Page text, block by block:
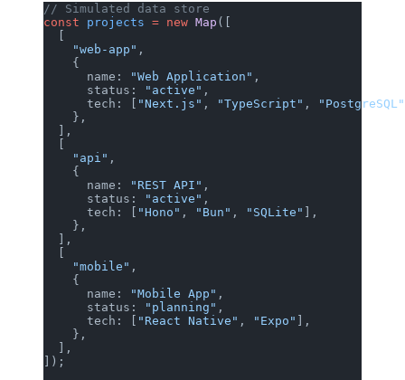
// Simulated data store
const projects = new Map ([
  [
    "web-app"
    {
      name:
"Web Application"
      status:
"active"
      tech: [
"Next.js" , "TypeScript" ,
    },
  ],
  [
    "api"
    {
      name:
"REST API"
      status:
"active"
      tech: [
"Hono" , "Bun" , "SQLite" ],
    },
  ],
  [
    "mobile"
    {
      name:
"Mobile App"
      status:
"planning"
      tech: [
"React Native" , "Expo" ],
    },
  ],
]);